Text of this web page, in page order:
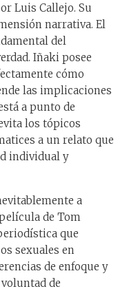
Luis Callejo. Su
narrativa. El
del
Iñaki posee
cómo
las implicaciones
a punto de
los tópicos
a un relato que
individual y
a
de Tom
que
sexuales en
de enfoque y
de